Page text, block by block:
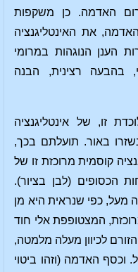
האדמה. כן משקפות
את האינטליגנציה
הענן הנוגהות במרומי
בהבעה רצינית, הבנה
זו, של אינטליגנציה
באור. תועלתם בכך,
קוסמית מרוכזת זו של
הכסופים (לבן בציור).
מעל, כפי שנראית היא מן
המצטופפת אלי חוד
לכיוון מעלה מלמטה,
וכסף האדמה (וזהו ביטוי